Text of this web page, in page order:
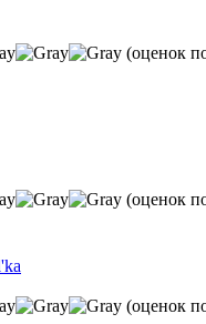
(оценок
(оценок
(оценок